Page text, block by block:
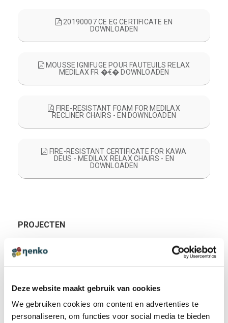
Deze website maakt gebruik van cookies
We gebruiken cookies om content en advertenties te
personaliseren, om functies voor social media te bieden
20190007 CE EG CERTIFICATE EN
DOWNLOADEN
MOUSSE IGNIFUGE POUR FAUTEUILS RELAX
MEDILAX FR �€� DOWNLOADEN
FIRE-RESISTANT FOAM FOR MEDILAX
RECLINER CHAIRS - EN DOWNLOADEN
FIRE-RESISTANT CERTIFICATE FOR KAWA
DEUS - MEDILAX RELAX CHAIRS - EN
DOWNLOADEN
PROJECTEN